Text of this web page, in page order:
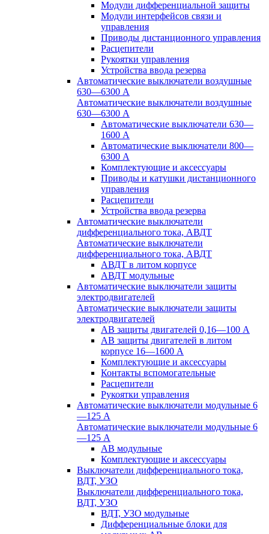
Модули дифференциальной защиты
Модули интерфейсов связи и
управления
Приводы дистанционного управления
Расцепители
Рукоятки управления
Устройства ввода резерва
Автоматические выключатели воздушные
630—6300 А
Автоматические выключатели воздушные
630—6300 А
Автоматические выключатели 630—
1600 А
Автоматические выключатели 800—
6300 А
Комплектующие и аксессуары
Приводы и катушки дистанционного
управления
Расцепители
Устройства ввода резерва
Автоматические выключатели
дифференциального тока, АВДТ
Автоматические выключатели
дифференциального тока, АВДТ
АВДТ в литом корпусе
АВДТ модульные
Автоматические выключатели защиты
электродвигателей
Автоматические выключатели защиты
электродвигателей
АВ защиты двигателей 0,16—100 А
АВ защиты двигателей в литом
корпусе 16—1600 А
Комплектующие и аксессуары
Контакты вспомогательные
Расцепители
Рукоятки управления
Автоматические выключатели модульные 6
—125 А
Автоматические выключатели модульные 6
—125 А
АВ модульные
Комплектующие и аксессуары
Выключатели дифференциального тока,
ВДТ, УЗО
Выключатели дифференциального тока,
ВДТ, УЗО
ВДТ, УЗО модульные
Дифференциальные блоки для